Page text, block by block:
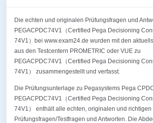
Die echten und originalen Prüfungsfragen und
PEGACPDC74V1（Certified Pega Decisioning
74V1）bei www.exam24.de wurden mit den
aus den Testcentern PROMETRIC oder VUE zu
PEGACPDC74V1（Certified Pega Decisioning
74V1） zusammengestellt und verfasst.
Die Prüfungsunterlage zu Pegasystems Pega
PEGACPDC74V1（Certified Pega Decisioning
74V1） enthält alle echten, originalen und richtigen
Prüfungsfragen/Testfragen und Antworten. Die